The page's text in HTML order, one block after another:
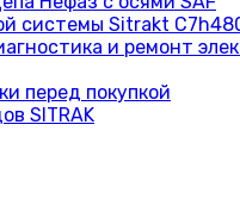
системы Sitrakt
и ремонт
перед покупкой
SITRAK